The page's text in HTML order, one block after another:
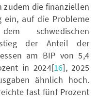
zudem die finanziellen
ein, auf die Probleme
schwedischen
stieg der Anteil der
am BIP von 5,4
in 2024[16], 2025
ähnlich hoch.
fast fünf Prozent